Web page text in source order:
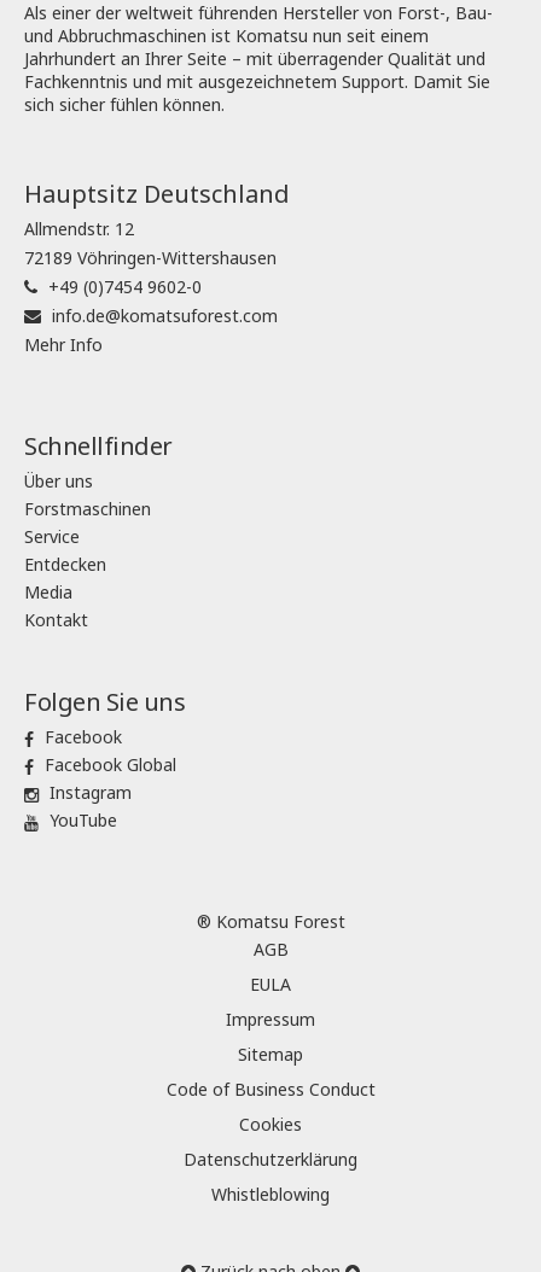
Als einer der weltweit führenden Hersteller von Forst-, Bau-
und Abbruchmaschinen ist Komatsu nun seit einem
Jahrhundert an Ihrer Seite – mit überragender Qualität und
Fachkenntnis und mit ausgezeichnetem Support. Damit Sie
sich sicher fühlen können.
Hauptsitz Deutschland
Allmendstr. 12
72189 Vöhringen-Wittershausen
+49 (0)7454 9602-0
info.de@komatsuforest.com
Mehr Info
Schnellfinder
Über uns
Forstmaschinen
Service
Entdecken
Media
Kontakt
Folgen Sie uns
Facebook
Facebook Global
Instagram
YouTube
® Komatsu Forest
AGB
EULA
Impressum
Sitemap
Code of Business Conduct
Cookies
Datenschutzerklärung
Whistleblowing